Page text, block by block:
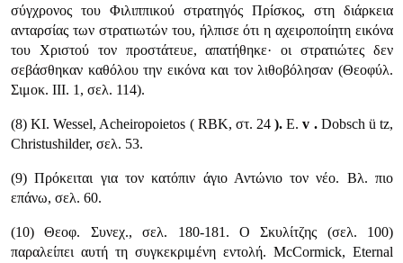
σύγχρονος του Φιλιππικού στρατηγός Πρίσκος, στη διάρκεια
ανταρσίας των στρατιωτών του, ήλπισε ότι η αχειροποίητη εικόνα
του Χριστού τον προστάτευε, απατήθηκε· οι στρατιώτες δεν
σεβάσθηκαν καθόλου την εικόνα και τον λιθοβόλησαν (Θεοφύλ.
Σιμοκ. III. 1, σελ. 114).
(8) ΚΙ. Wessel, Acheiropoietos ( RBK, στ. 24).Ε.v . Dobsch ü tz,
Christushilder, σελ. 53.
(9) Πρόκειται για τον κατόπιν άγιο Αντώνιο τον νέο. Βλ. πιο
επάνω, σελ. 60.
(10) Θεοφ. Συνεχ., σελ. 180-181. Ο Σκυλίτζης (σελ. 100)
παραλείπει αυτή τη συγκεκριμένη εντολή. McCormick, Eternal